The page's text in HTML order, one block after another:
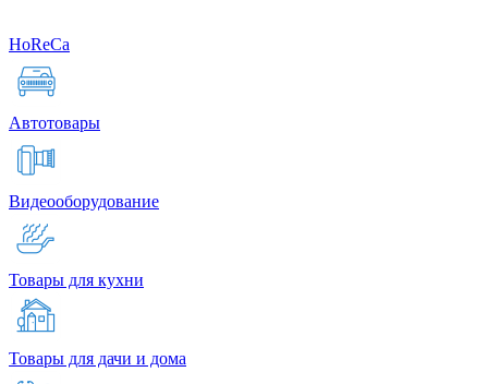
HoReCa
Автотовары
Видеооборудование
Товары для кухни
Товары для дачи и дома